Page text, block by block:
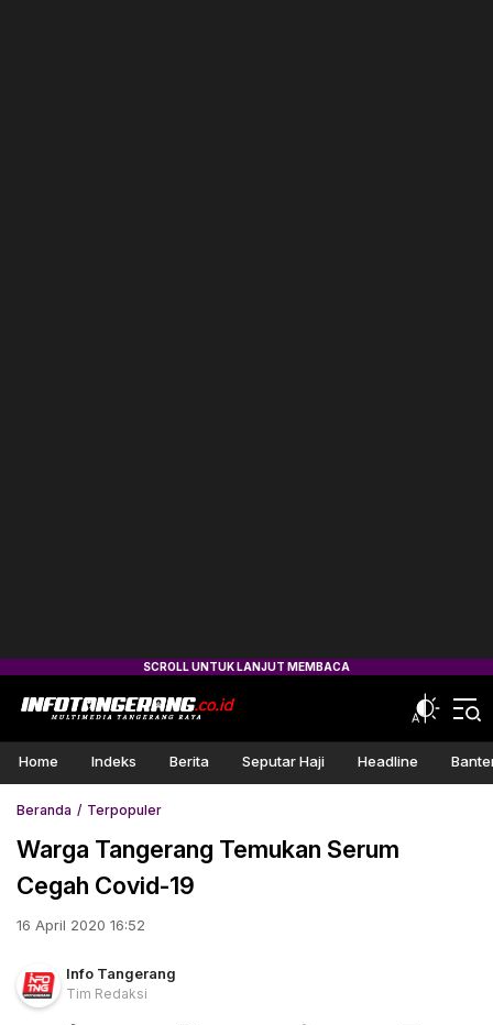
Home Indeks Berita Seputar Haji Headline
Beranda Terpopuler
Warga Tangerang Temukan Serum
Cegah Covid-19
16 April 2020 16:52
Info Tangerang
Tim Redaksi